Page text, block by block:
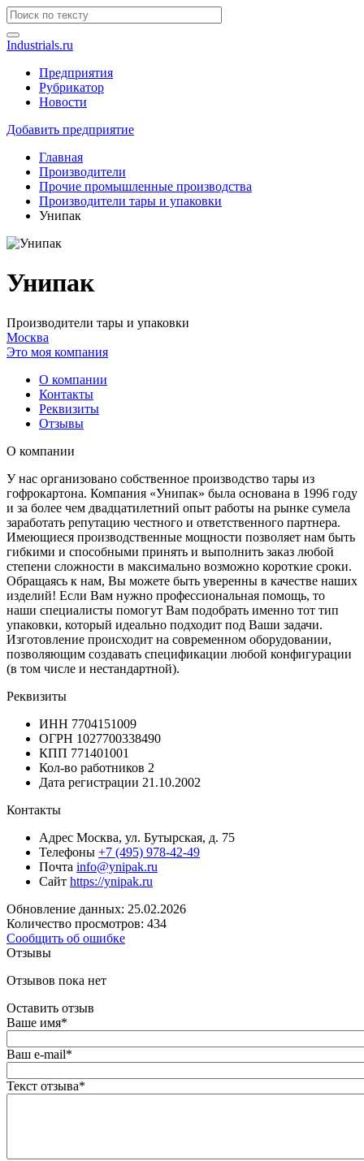
Industrials.ru
Предприятия
Рубрикатор
Новости
Добавить предприятие
Главная
Производители
Прочие промышленные производства
Производители тары и упаковки
Унипак
Унипак
Производители тары и упаковки
Москва
Это моя компания
О компании
Контакты
Реквизиты
Отзывы
О компании
У нас организовано собственное производство тары из
гофрокартона. Компания «Унипак» была основана в 1996 году
и за более чем двадцатилетний опыт работы на рынке сумела
заработать репутацию честного и ответственного партнера.
Имеющиеся производственные мощности позволяет нам быть
гибкими и способными принять и выполнить заказ любой
степени сложности в максимально возможно короткие сроки.
Обращаясь к нам, Вы можете быть уверенны в качестве наших
изделий! Если Вам нужно профессиональная помощь, то
наши специалисты помогут Вам подобрать именно тот тип
упаковки, который идеально подходит под Ваши задачи.
Изготовление происходит на современном оборудовании,
позволяющим создавать спецификации любой конфигурации
(в том числе и нестандартной).
Реквизиты
ИНН 7704151009
ОГРН 1027700338490
КПП 771401001
Кол-во работников 2
Дата регистрации 21.10.2002
Контакты
Адрес Москва, ул. Бутырская, д. 75
Телефоны +7 (495) 978-42-49
Почта info@ynipak.ru
Сайт https://ynipak.ru
Обновление данных: 25.02.2026
Количество просмотров: 434
Сообщить об ошибке
Отзывы
Отзывов пока нет
Оставить отзыв
Ваше имя*
Ваш e-mail*
Текст отзыва*